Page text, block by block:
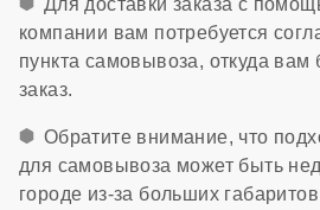
компании вам потребуется
пункта самовывоза, откуда вам
заказ.
Обратите внимание, что
для самовывоза может быть
городе из-за больших